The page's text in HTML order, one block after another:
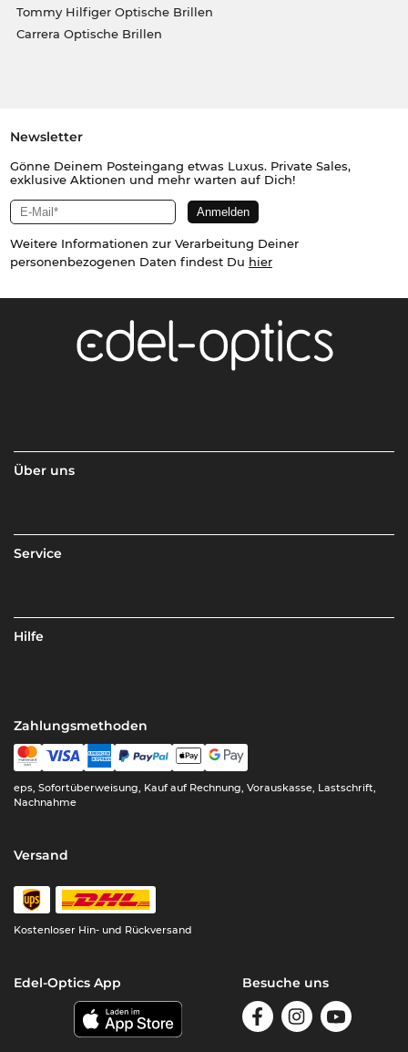
Tommy Hilfiger Optische Brillen
Carrera Optische Brillen
Newsletter
Gönne Deinem Posteingang etwas Luxus. Private Sales,
exklusive Aktionen und mehr warten auf Dich!
Weitere Informationen zur Verarbeitung Deiner
personenbezogenen Daten findest Du hier
Über uns
Service
Hilfe
Zahlungsmethoden
eps, Sofortüberweisung, Kauf auf Rechnung, Vorauskasse, Lastschrift,
Nachnahme
Versand
Kostenloser Hin- und Rückversand
Edel-Optics App Besuche uns